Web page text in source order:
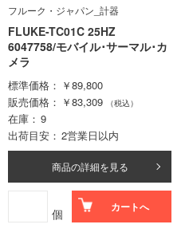
フルーク・ジャパン_計器
FLUKE-TC01C 25HZ
6047758/モバイル･サーマル･カ
メラ
標準価格
￥89,800
販売価格
￥83,309 （税込）
在庫
9
出荷目安
2営業日以内
商品の詳細を見る
個 カートへ